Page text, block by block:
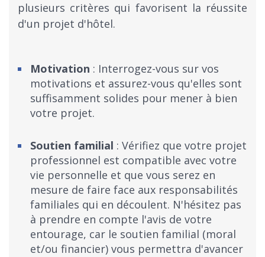
plusieurs critères qui favorisent la réussite
d'un projet d'hôtel.
Motivation : Interrogez-vous sur vos
motivations et assurez-vous qu'elles sont
suffisamment solides pour mener à bien
votre projet.
Soutien familial : Vérifiez que votre projet
professionnel est compatible avec votre
vie personnelle et que vous serez en
mesure de faire face aux responsabilités
familiales qui en découlent. N'hésitez pas
à prendre en compte l'avis de votre
entourage, car le soutien familial (moral
et/ou financier) vous permettra d'avancer